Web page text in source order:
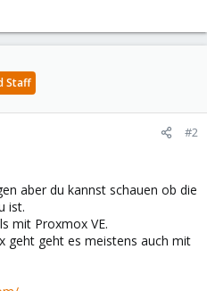
Staff
#2
aber du kannst schauen ob die
ist.
mit Proxmox VE.
geht geht es meistens auch mit